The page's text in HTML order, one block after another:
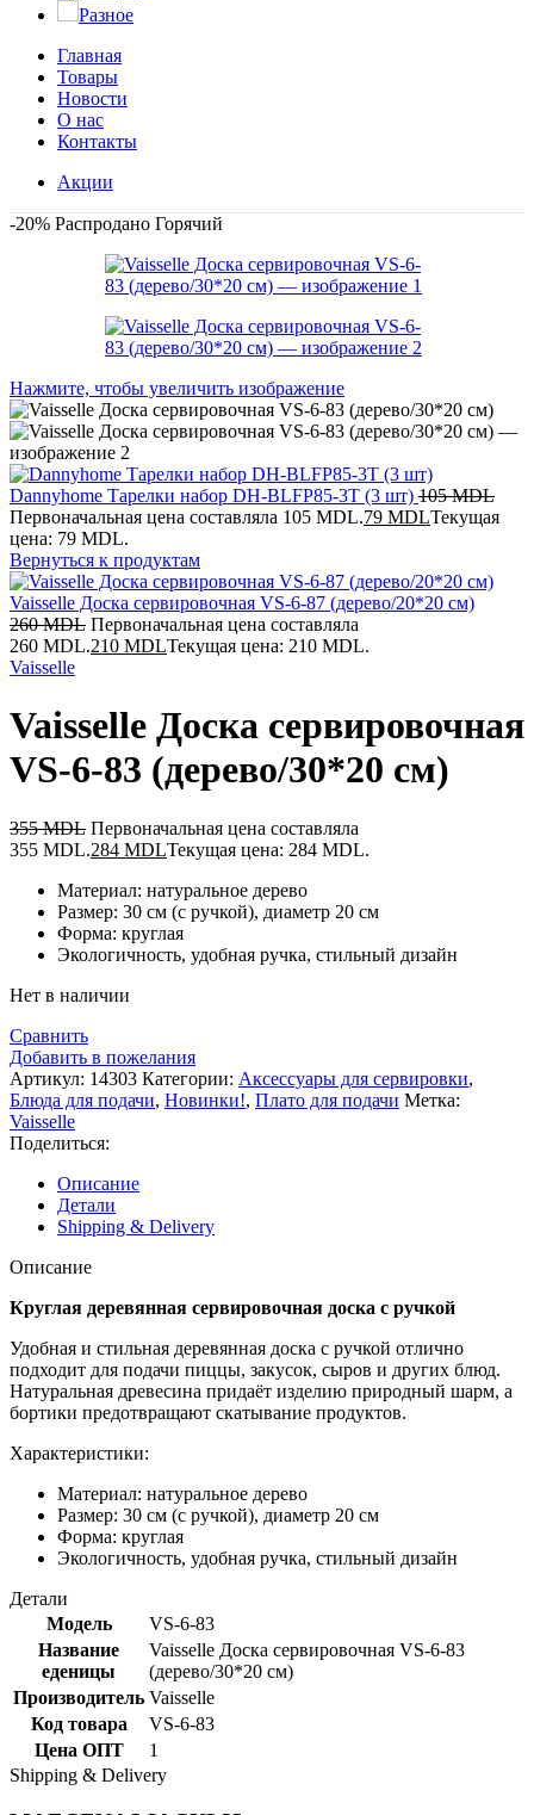
Разное
Главная
Товары
Новости
О нас
Контакты
Акции
-20% Распродано Горячий
Нажмите, чтобы увеличить изображение
Dannyhome Тарелки набор DH-BLFP85-3T (3 шт) 105MDL
Первоначальная цена составляла 105 MDL.79 MDLТекущая
цена: 79 MDL.
Вернуться к продуктам
Vaisselle Доска сервировочная VS-6-87 (дерево/20*20 cм)
260MDL Первоначальная цена составляла
260 MDL.210 MDLТекущая цена: 210 MDL.
Vaisselle
Vaisselle Доска сервировочная
VS-6-83 (дерево/30*20 cм)
355MDL Первоначальная цена составляла
355 MDL.284 MDLТекущая цена: 284 MDL.
Материал: натуральное дерево
Размер: 30 см (с ручкой), диаметр 20 см
Форма: круглая
Экологичность, удобная ручка, стильный дизайн
Нет в наличии
Сравнить
Добавить в пожелания
Артикул: 14303 Категории: Аксессуары для сервировки,
Блюда для подачи, Новинки!, Плато для подачи Метка:
Vaisselle
Поделиться:
Описание
Детали
Shipping & Delivery
Описание
Круглая деревянная сервировочная доска с ручкой
Удобная и стильная деревянная доска с ручкой отлично
подходит для подачи пиццы, закусок, сыров и других блюд.
Натуральная древесина придаёт изделию природный шарм, а
бортики предотвращают скатывание продуктов.
Характеристики:
Материал: натуральное дерево
Размер: 30 см (с ручкой), диаметр 20 см
Форма: круглая
Экологичность, удобная ручка, стильный дизайн
Детали
Модель
VS-6-83
Название
еденицы
Vaisselle Доска сервировочная VS-6-83
(дерево/30*20 cм)
Производитель Vaisselle
Код товара
VS-6-83
Цена ОПТ
1
Shipping & Delivery